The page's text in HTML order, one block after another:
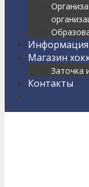
Информация
Магазин
Заточка
Контакты